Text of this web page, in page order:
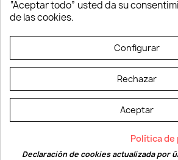
Vestuario laboral
© LEVELPRINT - 2026
La página dispone de código accesible según
W3C
“Aceptar todo” usted da su
de las cookies.
Configurar
Rechazar
Aceptar
Política de
Declaración de cookies actualizada por